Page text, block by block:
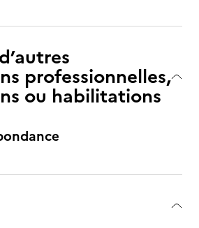
professionnelles,
ou habilitations